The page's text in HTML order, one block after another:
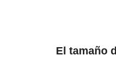
El tamaño